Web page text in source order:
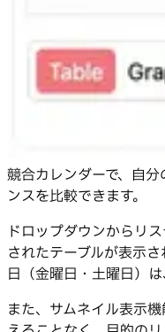
競合カレンダーで、自
ンスを比較できます。
ドロップダウンからリ
されたテーブルが表示
日（金曜日・土曜日）
また、サムネイル表示